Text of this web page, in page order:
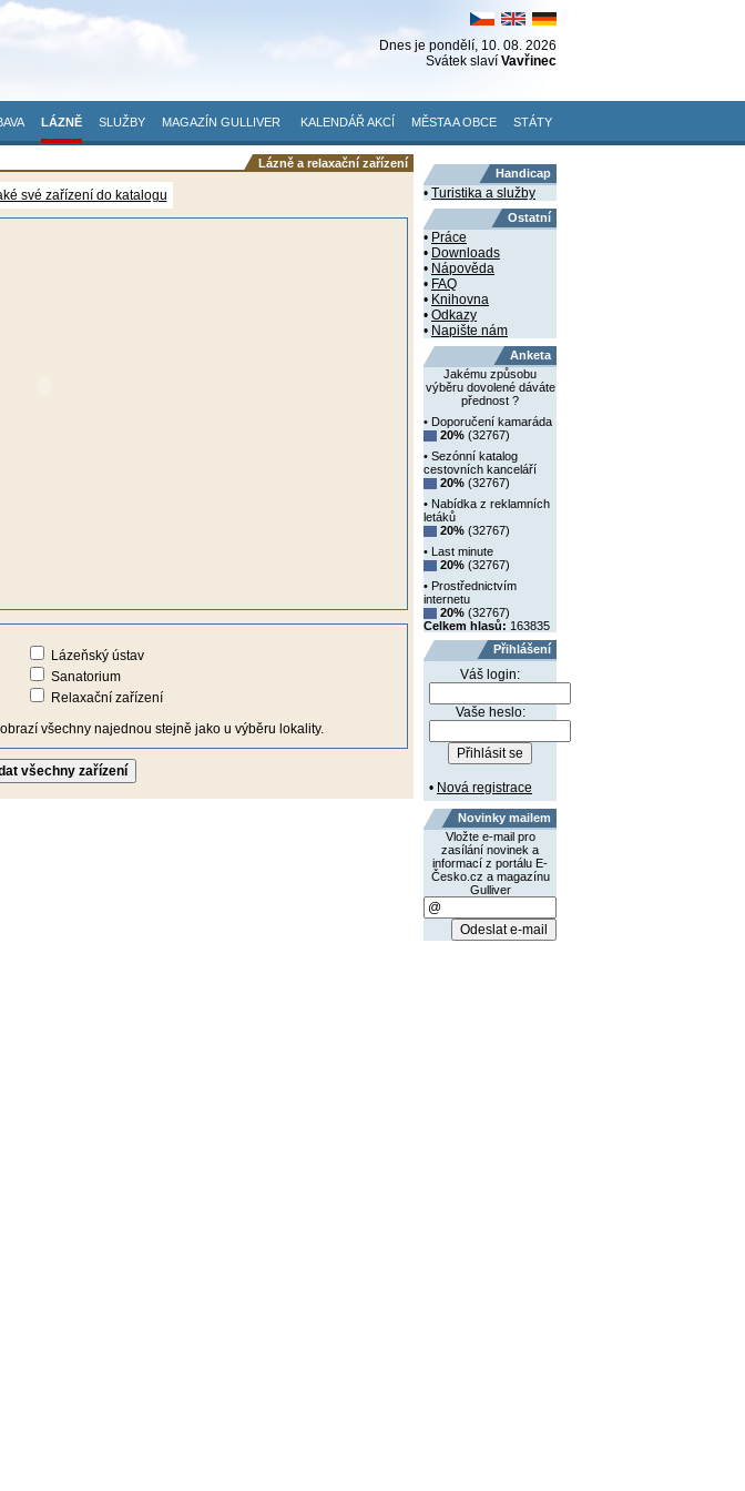
Dnes je pondělí, 10. 08. 2026
Svátek slaví Vavřinec
LÁZNĚ SLUŽBY MAGAZÍN GULLIVER KALENDÁŘ AKCÍ MĚSTA A OBCE STÁTY
Lázně a relaxační zařízení
své zařízení do katalogu
Lázeňský ústav
Sanatorium
Relaxační zařízení
všechny najednou stejně jako u výběru lokality.
Handicap
• Turistika a služby
Ostatní
• Práce
• Downloads
• Nápověda
• FAQ
• Knihovna
• Odkazy
• Napište nám
Anketa
Jakému způsobu
výběru dovolené dáváte
přednost ?
• Doporučení kamaráda
20% (32767)
• Sezónní katalog
cestovních kanceláří
20% (32767)
• Nabídka z reklamních
letáků
20% (32767)
• Last minute
20% (32767)
• Prostřednictvím
internetu
20% (32767)
Celkem hlasů: 163835
Přihlášení
Váš login:
Vaše heslo:
• Nová registrace
Novinky mailem
Vložte e-mail pro
zasílání novinek a
informací z portálu E-
Česko.cz a magazínu
Gulliver